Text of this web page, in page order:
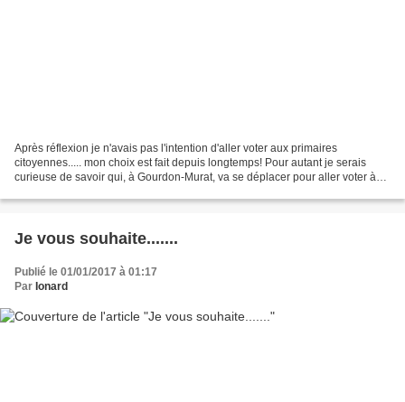
Après réflexion je n'avais pas l'intention d'aller voter aux primaires
citoyennes..... mon choix est fait depuis longtemps! Pour autant je serais
curieuse de savoir qui, à Gourdon-Murat, va se déplacer pour aller voter à
Je vous souhaite.......
Publié le 01/01/2017 à 01:17
Par Ionard